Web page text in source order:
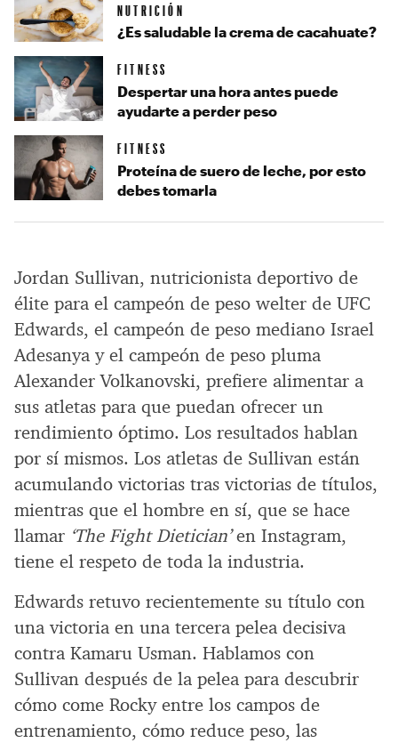
Jordan Sullivan, nutricionista deportivo de
élite para el campeón de peso welter de UFC
Edwards, el campeón de peso mediano Israel
Adesanya y el campeón de peso pluma
Alexander Volkanovski, prefiere alimentar a
sus atletas para que puedan ofrecer un
rendimiento óptimo. Los resultados hablan
por sí mismos. Los atletas de Sullivan están
acumulando victorias tras victorias de títulos,
mientras que el hombre en sí, que se hace
llamar ‘The Fight Dietician’en Instagram,
tiene el respeto de toda la industria.
Edwards retuvo recientemente su título con
una victoria en una tercera pelea decisiva
contra Kamaru Usman. Hablamos con
Sullivan después de la pelea para descubrir
cómo come Rocky entre los campos de
entrenamiento, cómo reduce peso, las
NUTRICIÓN
¿Es saludable la crema de cacahuate?
FITNESS
Despertar una hora antes puede
ayudarte a perder peso
FITNESS
Proteína de suero de leche, por esto
debes tomarla